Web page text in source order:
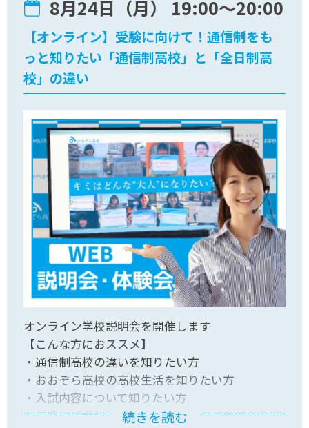
8月24日（月） 19:00〜20:00
【オンライン】受験に向けて！通信制をも
っと知りたい「通信制高校」と「全日制高
校」の違い
オンライン学校説明会を開催します
【こんな方におススメ】
・通信制高校の違いを知りたい方
・おおぞら高校の高校生活を知りたい方
・入試内容について知りたい方
お気軽にご参加ください！皆さんのご参加をお待
続きを読む